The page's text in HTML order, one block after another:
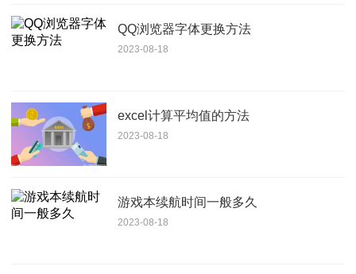
QQ浏览器字体更换方法
2023-08-18
excel计算平均值的方法
2023-08-18
游戏本续航时间一般多久
2023-08-18